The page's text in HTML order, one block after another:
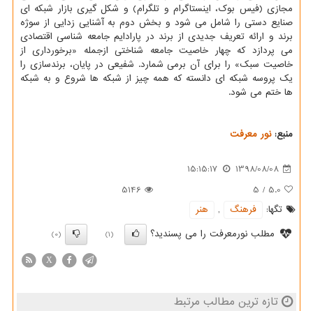
مجازی (فیس بوك، اینستاگرام و تلگرام) و شكل گیری بازار شبكه ای
صنایع دستی را شامل می شود و بخش دوم به آشنایی زدایی از سوژه
برند و ارائه تعریف جدیدی از برند در پارادایم جامعه شناسی اقتصادی
می پردازد كه چهار خاصیت جامعه شناختی ازجمله «برخورداری از
خاصیت سبك» را برای آن برمی شمارد. شفیعی در پایان، برندسازی را
یك پروسه شبكه ای دانسته كه همه چیز از شبكه ها شروع و به شبكه
ها ختم می شود.
منبع:نور معرفت
1398/08/08
15:15:17
5.0
/
5
5146
تگها:
فرهنگ ,
هنر
مطلب نورمعرفت را می پسندید؟
(1)
(0)
X
تازه ترین مطالب مرتبط